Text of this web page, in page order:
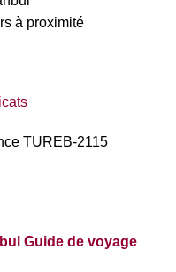
à proximité
TUREB-2115
Guide de voyage